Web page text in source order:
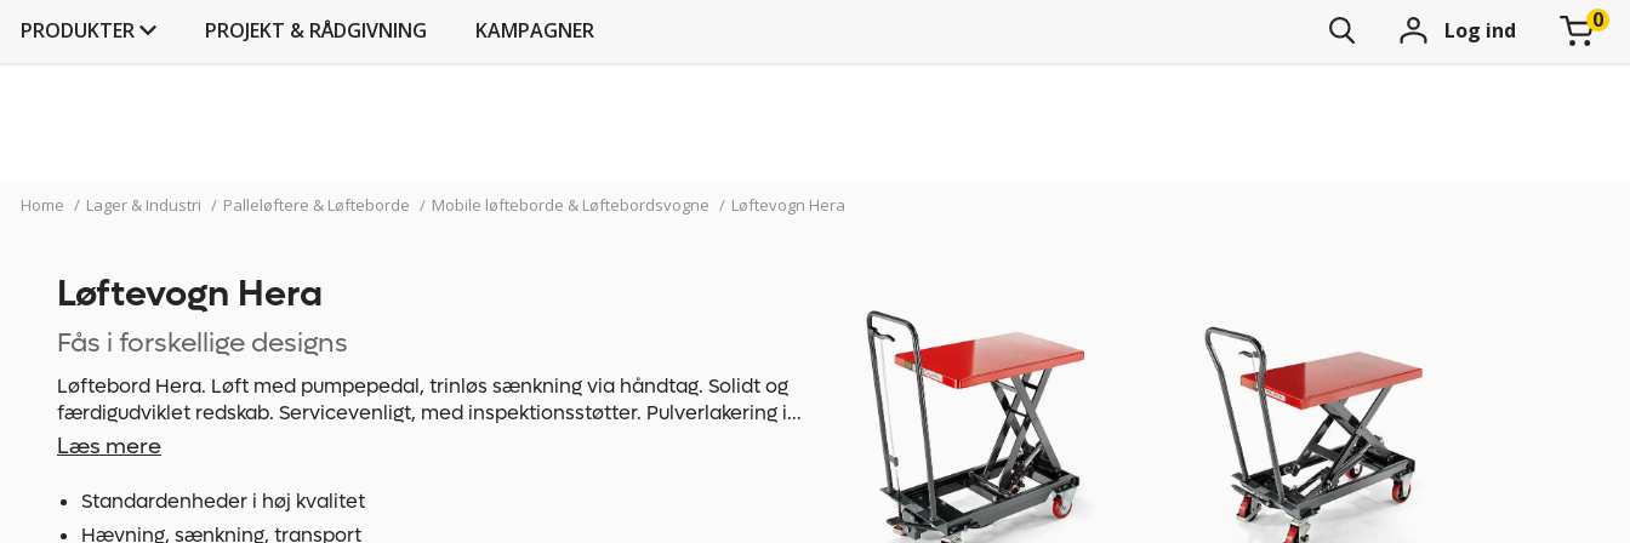
PRODUKTER PROJEKT & RÅDGIVNING KAMPAGNER Log ind
Home / Lager & Industri / Palleløftere & Løfteborde / Mobile løfteborde & Løftebordsvogne / Løftevogn Hera
Løftevogn Hera
Fås i forskellige designs
Løftebord Hera. Løft med pumpepedal, trinløs sænkning via håndtag. Solidt og
færdigudviklet redskab. Servicevenligt, med inspektionsstøtter. Pulverlakering i
basaltgrå RAL 7012 og signalrød RAL 3001.
2 drejelige hjul med fodbeskyttelse og hjulbremse samt 2 faste hjul. Alle hjul er
med gulvskånsom rulleflade af polyurethan.
Læs mere
Standardenheder i høj kvalitet
Hævning, sænkning, transport